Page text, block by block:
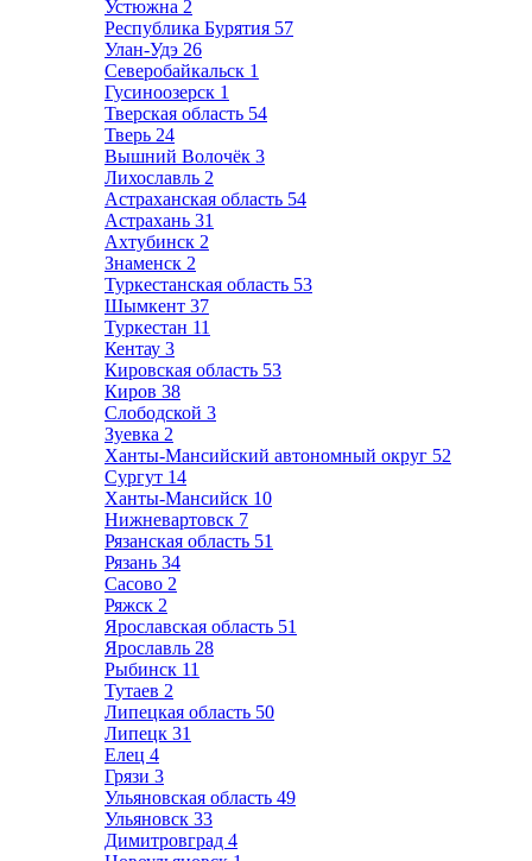
Устюжна 2
Республика Бурятия 57
Улан-Удэ 26
Северобайкальск 1
Гусиноозерск 1
Тверская область 54
Тверь 24
Вышний Волочёк 3
Лихославль 2
Астраханская область 54
Астрахань 31
Ахтубинск 2
Знаменск 2
Туркестанская область 53
Шымкент 37
Туркестан 11
Кентау 3
Кировская область 53
Киров 38
Слободской 3
Зуевка 2
Ханты-Мансийский автономный округ 52
Сургут 14
Ханты-Мансийск 10
Нижневартовск 7
Рязанская область 51
Рязань 34
Сасово 2
Ряжск 2
Ярославская область 51
Ярославль 28
Рыбинск 11
Тутаев 2
Липецкая область 50
Липецк 31
Елец 4
Грязи 3
Ульяновская область 49
Ульяновск 33
Димитровград 4